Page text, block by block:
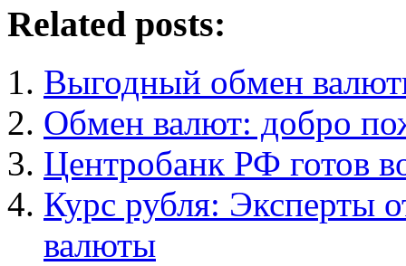
Related posts:
Выгодный обмен
Обмен валют: добро
Центробанк РФ готов
Курс рубля: Эксперты
валюты